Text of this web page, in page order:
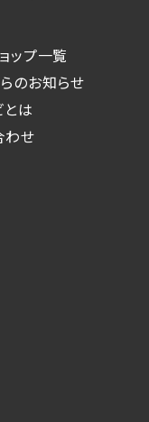
ップ一覧
のお知らせ
は
わせ